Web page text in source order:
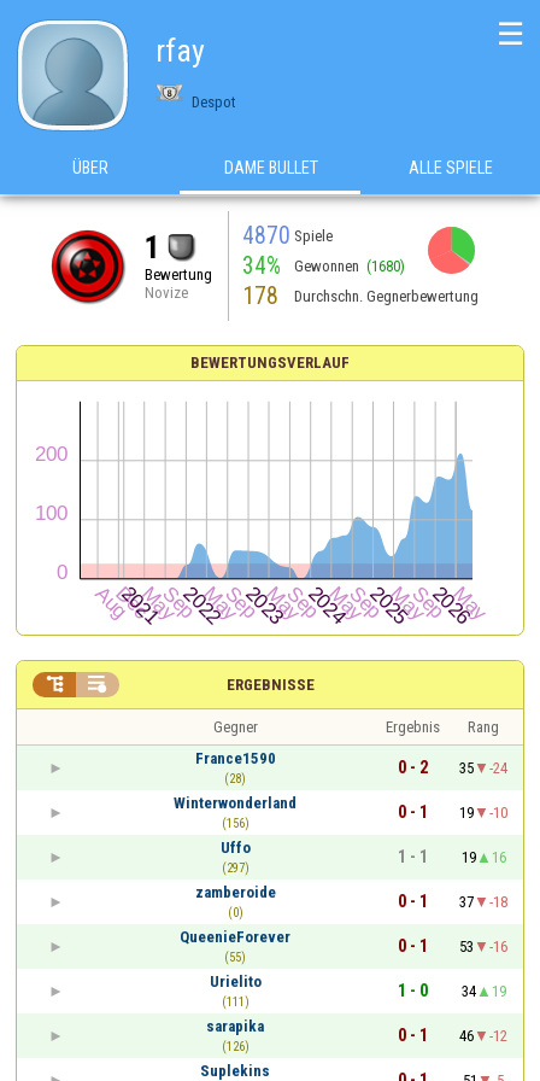
rfay
Despot
☰
ÜBER DAME BULLET ALLE SPIELE
1
Bewertung
Novize
4870 Spiele
34% Gewonnen (1680)
178 Durchschn. Gegnerbewertung
BEWERTUNGSVERLAUF
ERGEBNISSE
 
Gegner Ergebnis
Rang
France1590
(28)
0 - 2 35
-24
Winterwonderland
(156)
0 - 1 19
-10
Uffo
(297)
1 - 1 19
16
zamberoide
(0)
0 - 1 37
-18
QueenieForever
(55)
0 - 1 53
-16
Urielito
(111)
1 - 0 34
19
sarapika
(126)
0 - 1 46
-12
Suplekins